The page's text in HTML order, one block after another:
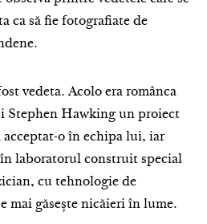
ca să fie fotografiate de
vedeta. Acolo era românca
Stephen Hawking un proiect
acceptat-o în echipa lui, iar
laboratorul construit special
cu tehnologie de
mai găsește nicăieri în lume.